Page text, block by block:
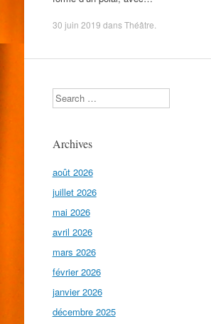
30 juin 2019 dansThéâtre
Search
Archives
août 2026
juillet 2026
mai 2026
avril 2026
mars 2026
février 2026
janvier 2026
décembre 2025